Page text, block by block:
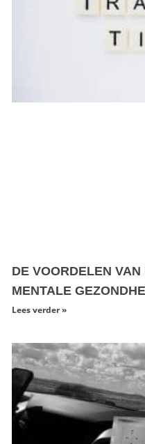
DE VOORDELEN
MENTALE
Lees verder »